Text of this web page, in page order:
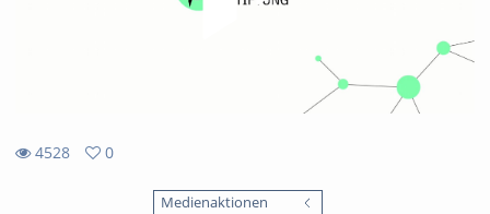
4528
0
Medienaktionen